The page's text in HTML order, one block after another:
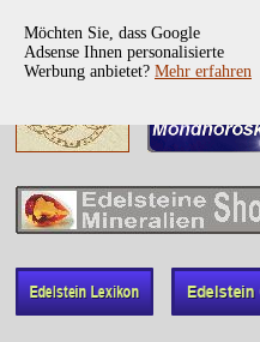
Möchten Sie, dass Google
Adsense Ihnen personalisierte
Werbung anbietet? Mehr erfahren